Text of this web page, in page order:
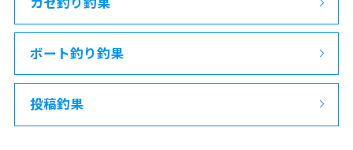
ボート釣り釣果
投稿釣果